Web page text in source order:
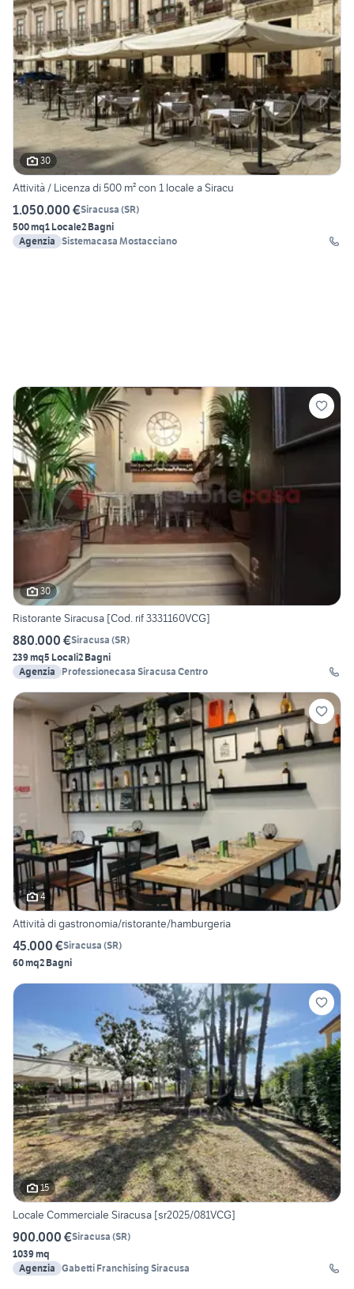
30
Attività / Licenza di 500 m² con 1 locale a Siracu
1.050.000 €Siracusa (SR)
500 mq1 Locale2 Bagni
Agenzia Sistemacasa Mostacciano
30
Ristorante Siracusa [Cod. rif 3331160VCG]
880.000 €Siracusa (SR)
239 mq5 Locali2 Bagni
Agenzia
Professionecasa Siracusa Centro
4
Attività di gastronomia/ristorante/hamburgeria
45.000 €Siracusa (SR)
60 mq2 Bagni
15
Locale Commerciale Siracusa [sr2025/081VCG]
900.000 €Siracusa (SR)
1039 mq
Agenzia Gabetti Franchising Siracusa